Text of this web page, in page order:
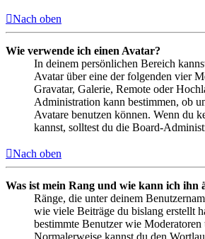
Nach oben
Wie verwende ich einen Avatar?
In deinem persönlichen Bereich
Avatar über eine der folgenden vier
Gravatar, Galerie, Remote oder
Administration kann bestimmen, ob
Avatare benutzen können. Wenn du
kannst, solltest du die Board-
Nach oben
Was ist mein Rang und wie kann ich ihn
Ränge, die unter deinem
wie viele Beiträge du bislang erstellt
bestimmte Benutzer wie
Normalerweise kannst du den